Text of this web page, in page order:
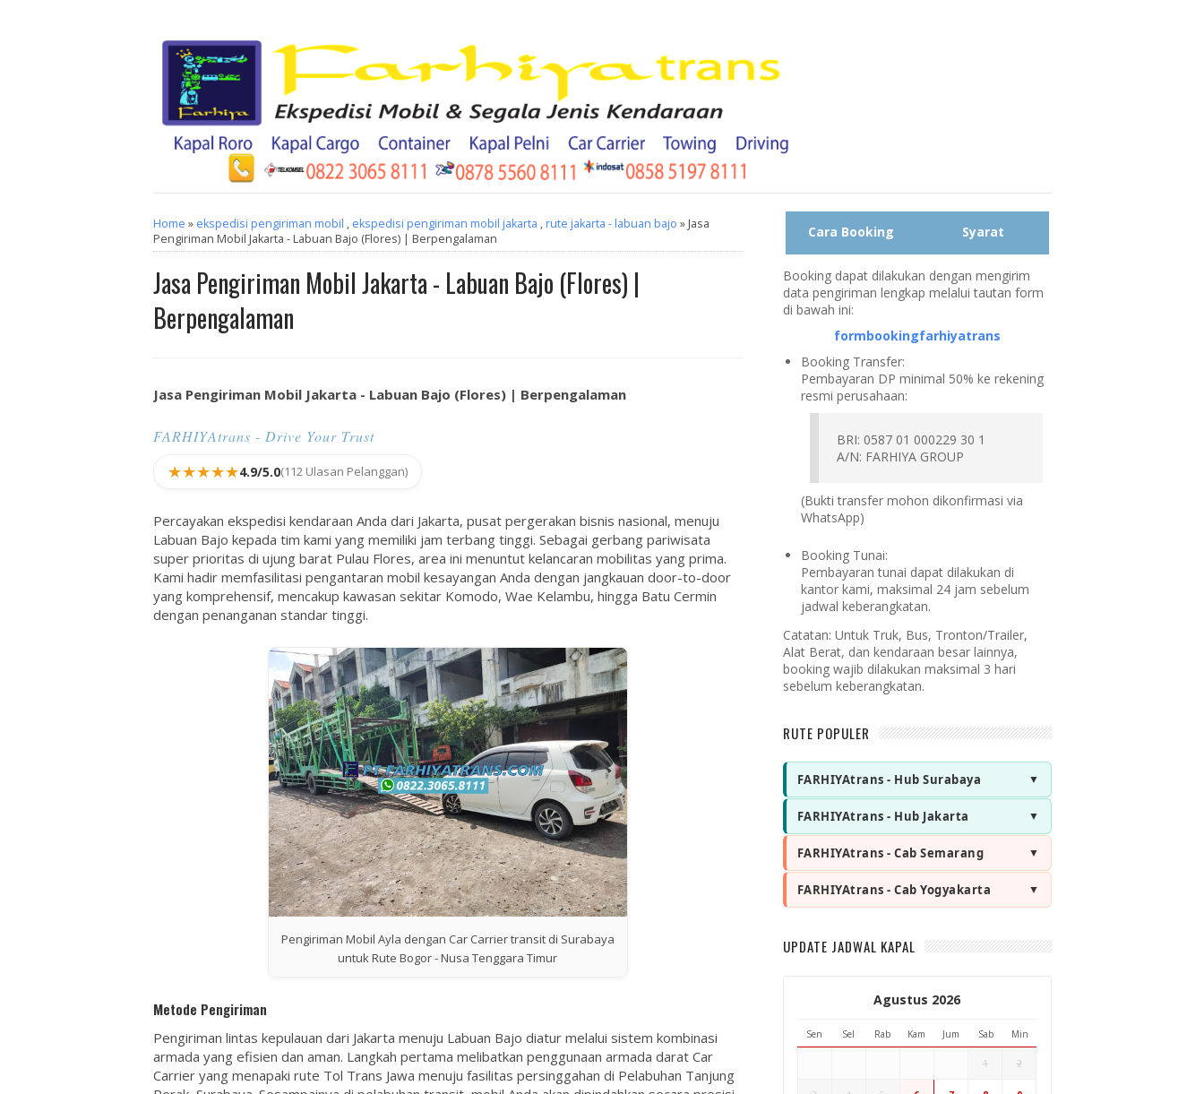
Home » ekspedisi pengiriman mobil , ekspedisi pengiriman mobil jakarta ,rute jakarta - labuan bajo » Jasa
Pengiriman Mobil Jakarta - Labuan Bajo (Flores) | Berpengalaman
Jasa Pengiriman Mobil Jakarta - Labuan Bajo (Flores) |
Berpengalaman
Jasa Pengiriman Mobil Jakarta - Labuan Bajo (Flores) | Berpengalaman
FARHIYAtrans - Drive Your Trust
★★★★★4.9/5.0(112 Ulasan Pelanggan)
Percayakan ekspedisi kendaraan Anda dari Jakarta, pusat pergerakan bisnis nasional, menuju
Labuan Bajo kepada tim kami yang memiliki jam terbang tinggi. Sebagai gerbang pariwisata
super prioritas di ujung barat Pulau Flores, area ini menuntut kelancaran mobilitas yang prima.
Kami hadir memfasilitasi pengantaran mobil kesayangan Anda dengan jangkauan door-to-door
yang komprehensif, mencakup kawasan sekitar Komodo, Wae Kelambu, hingga Batu Cermin
dengan penanganan standar tinggi.
Pengiriman Mobil Ayla dengan Car Carrier transit di Surabaya
untuk Rute Bogor - Nusa Tenggara Timur
Metode Pengiriman
Pengiriman lintas kepulauan dari Jakarta menuju Labuan Bajo diatur melalui sistem kombinasi
armada yang efisien dan aman. Langkah pertama melibatkan penggunaan armada darat Car
Carrieryang menapaki rute Tol Trans Jawa menuju fasilitas persinggahan di Pelabuhan Tanjung
Cara Booking Syarat
Booking dapat dilakukan dengan mengirim
data pengiriman lengkap melalui tautan form
di bawah ini:
formbookingfarhiyatrans
Booking Transfer:
Pembayaran DP minimal 50% ke rekening
resmi perusahaan:
BRI: 0587 01 000229 30 1
A/N: FARHIYA GROUP
(Bukti transfer mohon dikonfirmasi via
WhatsApp)
Booking Tunai:
Pembayaran tunai dapat dilakukan di
kantor kami, maksimal 24 jam sebelum
jadwal keberangkatan.
Catatan: Untuk Truk, Bus, Tronton/Trailer,
Alat Berat, dan kendaraan besar lainnya,
booking wajib dilakukan maksimal 3 hari
sebelum keberangkatan.
RUTE POPULER
FARHIYAtrans - Hub Surabaya
FARHIYAtrans - Hub Jakarta
FARHIYAtrans - Cab Semarang
FARHIYAtrans - Cab Yogyakarta
UPDATE JADWAL KAPAL
Agustus 2026
Sen Sel Rab Kam Jum Sab Min
1 2